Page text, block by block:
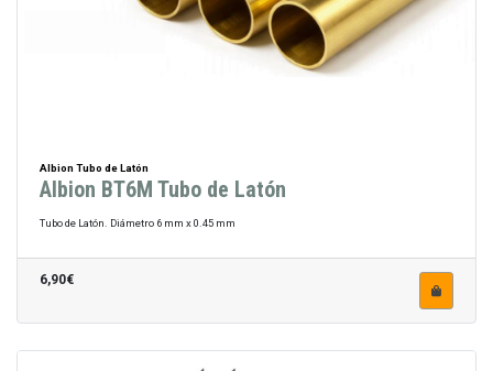
Albion Tubo de Latón
Albion BT6M Tubo de Latón
Tubo de Latón. Diámetro 6 mm x 0.45 mm
6,90€